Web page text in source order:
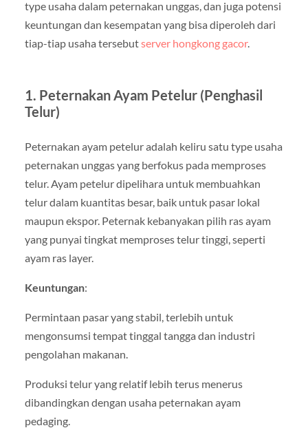
type usaha dalam peternakan unggas, dan juga potensi
keuntungan dan kesempatan yang bisa diperoleh dari
tiap-tiap usaha tersebutserver hongkong gacor.
1. Peternakan Ayam Petelur (Penghasil
Telur)
Peternakan ayam petelur adalah keliru satu type usaha
peternakan unggas yang berfokus pada memproses
telur. Ayam petelur dipelihara untuk membuahkan
telur dalam kuantitas besar, baik untuk pasar lokal
maupun ekspor. Peternak kebanyakan pilih ras ayam
yang punyai tingkat memproses telur tinggi, seperti
ayam ras layer.
Keuntungan:
Permintaan pasar yang stabil, terlebih untuk
mengonsumsi tempat tinggal tangga dan industri
pengolahan makanan.
Produksi telur yang relatif lebih terus menerus
dibandingkan dengan usaha peternakan ayam
pedaging.